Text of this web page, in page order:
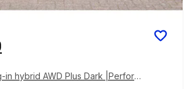
in hybrid AWD Plus Dark |Performa